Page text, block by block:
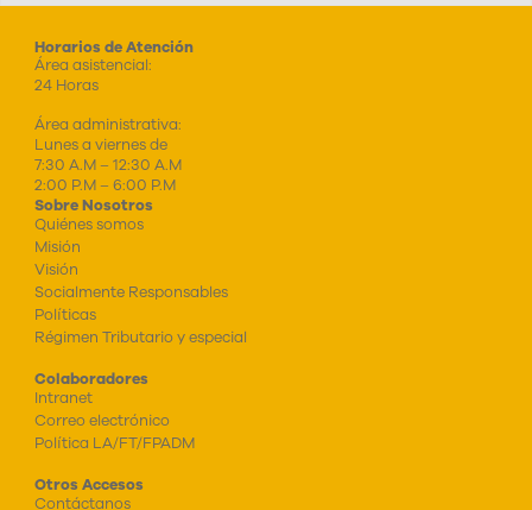
Horarios de Atención
Área asistencial:
24 Horas
Área administrativa:
Lunes a viernes de
7:30 A.M – 12:30 A.M
2:00 P.M – 6:00 P.M
Sobre Nosotros
Quiénes somos
Misión
Visión
Socialmente Responsables
Políticas
Régimen Tributario y especial
Colaboradores
Intranet
Correo electrónico
Política LA/FT/FPADM
Otros Accesos
Contáctanos